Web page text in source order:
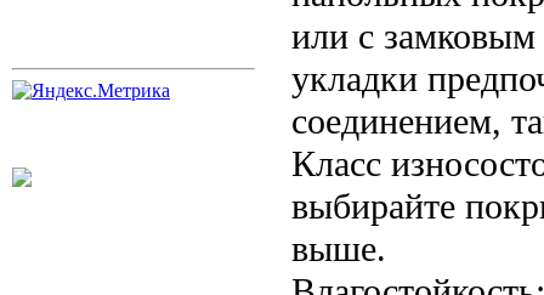
или с замковым
укладки
соединением,
Класс
выбирайте
выше.